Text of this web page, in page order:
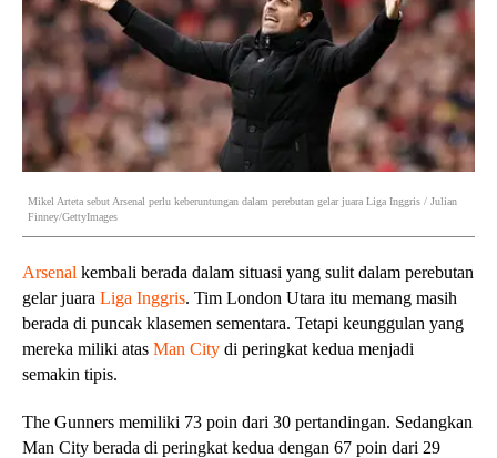
Mikel Arteta sebut Arsenal perlu keberuntungan dalam perebutan gelar juara Liga Inggris / Julian
Finney/GettyImages
Arsenal kembali berada dalam situasi yang sulit dalam perebutan
gelar juara Liga Inggris. Tim London Utara itu memang masih
berada di puncak klasemen sementara. Tetapi keunggulan yang
mereka miliki atas Man City di peringkat kedua menjadi
semakin tipis.
The Gunners memiliki 73 poin dari 30 pertandingan. Sedangkan
Man City berada di peringkat kedua dengan 67 poin dari 29